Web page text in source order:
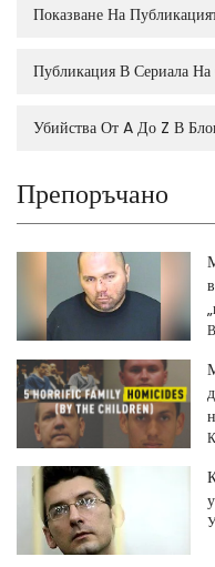
Показване На
Публикация В Сериала
Убийства От A До Z В
Препоръчано